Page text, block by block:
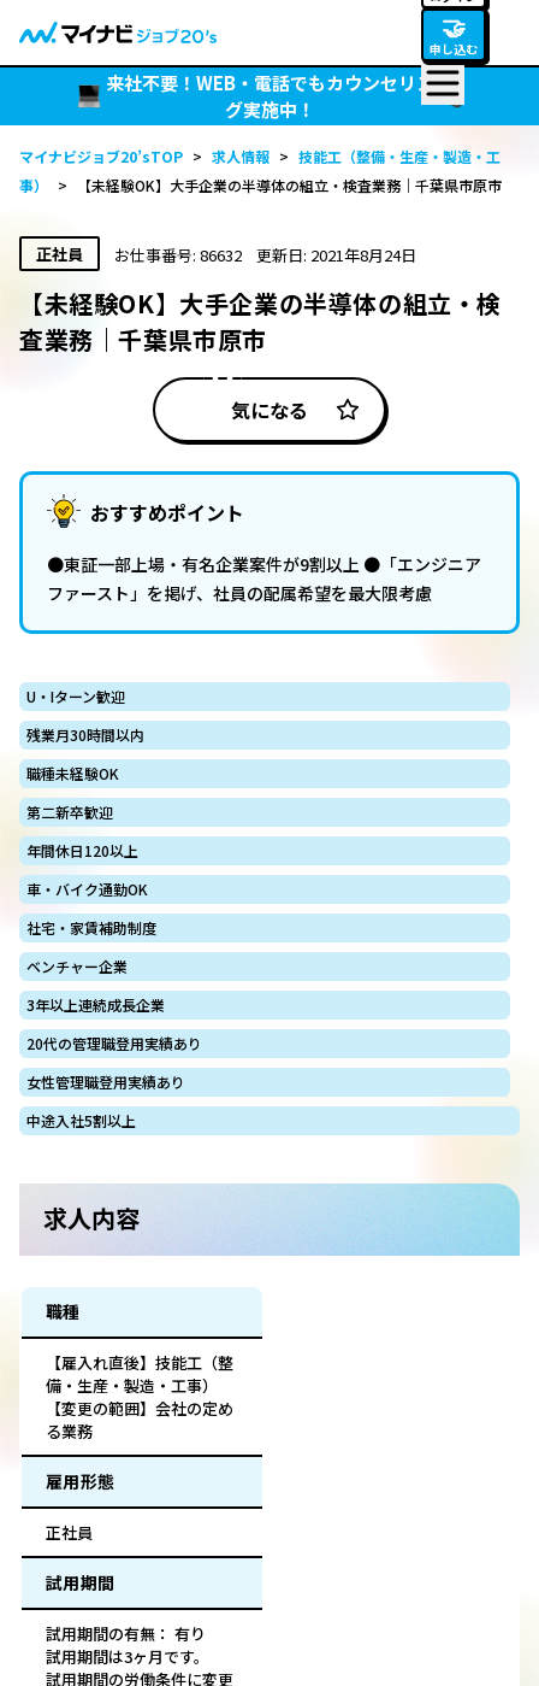
🤝
申し込む
来社不要！WEB・電話でもカウンセリン
グ実施中！
マイナビジョブ20’sTOP > 求人情報 > 技能工（整備・生産・製造・工
事）
> 【未経験OK】大手企業の半導体の組立・検査業務｜千葉県市原市
正社員 お仕事番号: 86632 更新日: 2021年8月24日
【未経験OK】大手企業の半導体の組立・検
査業務｜千葉県市原市
気になる
おすすめポイント
●東証一部上場・有名企業案件が9割以上 ●「エンジニア
ファースト」を掲げ、社員の配属希望を最大限考慮
U・Iターン歓迎
残業月30時間以内
職種未経験OK
第二新卒歓迎
年間休日120以上
車・バイク通勤OK
社宅・家賃補助制度
ベンチャー企業
3年以上連続成長企業
20代の管理職登用実績あり
女性管理職登用実績あり
中途入社5割以上
求人内容
職種
【雇入れ直後】技能工（整
備・生産・製造・工事）
【変更の範囲】会社の定め
る業務
雇用形態
正社員
試用期間
試用期間の有無： 有り
試用期間は3ヶ月です。
試用期間の労働条件に変更